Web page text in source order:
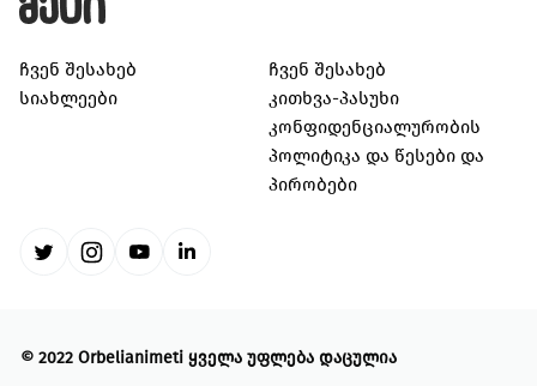
ჩვენ შესახებ
სიახლეები
ჩვენ შესახებ
კითხვა-პასუხი
კონფიდენციალურობის
პოლიტიკა და წესები და
პირობები
© 2022 Orbelianimeti ყველა უფლება დაცულია